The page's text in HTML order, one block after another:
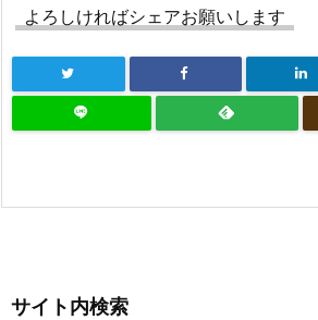
よろしければシェアお願いします
サイト内検索